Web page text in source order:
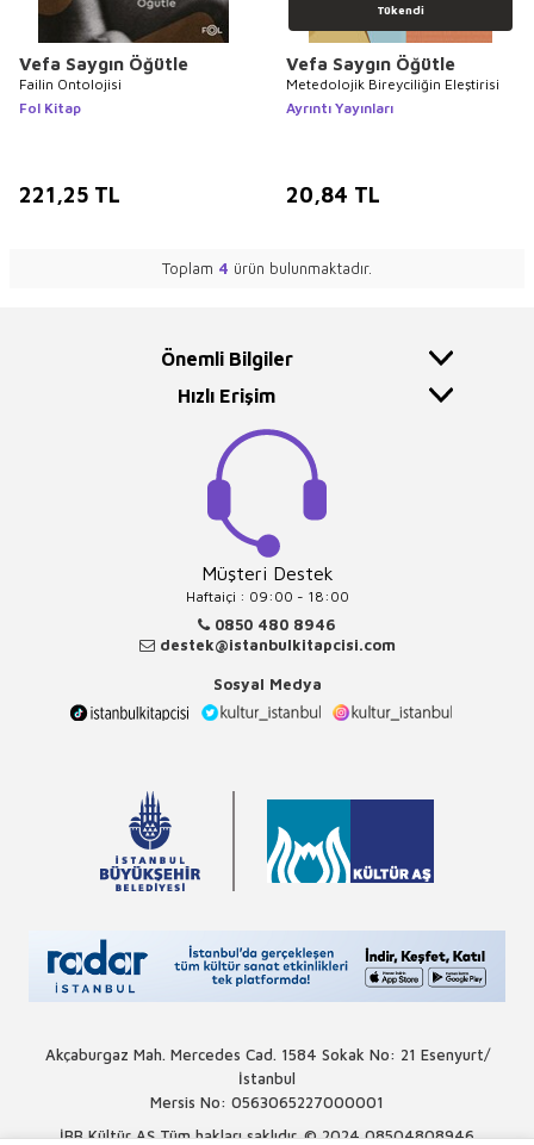
Vefa Saygın Öğütle
Failin Ontolojisi
Fol Kitap
221,25 TL
Tükendi
Vefa Saygın Öğütle
Metedolojik Bireyciliğin Eleştirisi
Ayrıntı Yayınları
20,84 TL
Toplam 4 ürün bulunmaktadır.
Önemli Bilgiler
Hızlı Erişim
Müşteri Destek
Haftaiçi : 09:00 - 18:00
0850 480 8946
destek@istanbulkitapcisi.com
Sosyal Medya
Akçaburgaz Mah. Mercedes Cad. 1584 Sokak No: 21 Esenyurt/
İstanbul
Mersis No: 0563065227000001
İBB Kültür AŞ Tüm hakları saklıdır. © 2024 08504808946